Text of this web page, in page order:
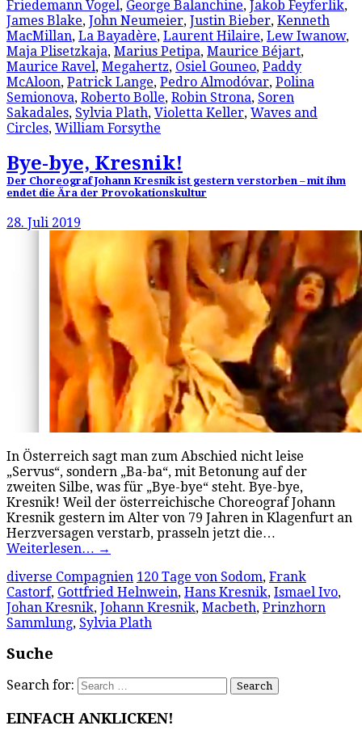
Friedemann Vogel, George Balanchine, Jakob Feyferlik,
James Blake, John Neumeier, Justin Bieber, Kenneth
MacMillan, La Bayadère, Laurent Hilaire, Lew Iwanow,
Maja Plisetzkaja, Marius Petipa, Maurice Béjart,
Maurice Ravel, Megahertz, Osiel Gouneo, Paddy
McAloon, Patrick Lange, Pedro Almodóvar, Polina
Semionova, Roberto Bolle, Robin Strona, Soren
Sakadales, Sylvia Plath, Violetta Keller, Waves and
Circles, William Forsythe
Bye-bye, Kresnik!
Der Choreograf Johann Kresnik ist gestern verstorben – mit ihm
endet die Ära der Provokationskultur
28. Juli 2019
In Österreich sagt man zum Abschied nicht leise
„Servus“, sondern „Ba-ba“, mit Betonung auf der
zweiten Silbe, was für „Bye-bye“ steht. Bye-bye,
Kresnik! Weil der österreichische Choreograf Johann
Kresnik gestern im Alter von 79 Jahren in Klagenfurt an
Herzversagen verstarb, prasseln jetzt die…
Weiterlesen… →
diverse Compagnien 120 Tage von Sodom, Frank
Castorf, Gottfried Helnwein, Hans Kresnik, Ismael Ivo,
Johan Kresnik, Johann Kresnik, Macbeth, Prinzhorn
Sammlung, Sylvia Plath
Suche
Search for:
EINFACH ANKLICKEN!